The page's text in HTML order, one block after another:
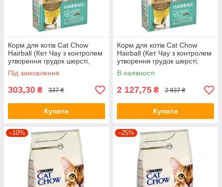
Корм для котів Cat Chow
Hairball (Кет Чау з контролем
утворення грудок шерсті,
домашня птиця), 1,5кг
Під замовлення
303,30 ₴ 337 ₴
Купити
Корм для котів Cat Chow
Hairball (Кет Чау з контролем
утворення грудок шерсті,
домашня птиця), 15кг.
В наявності
2 127,75 ₴ 2 837 ₴
Купити
–10% –25%